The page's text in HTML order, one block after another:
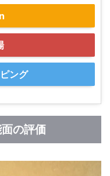
ング
の評価